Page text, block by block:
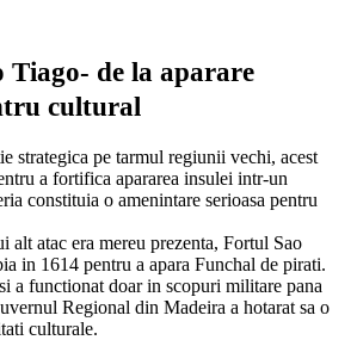
Tiago- de la aparare
cultural
strategica pe tarmul regiunii vechi, acest
a fortifica apararea insulei intr-un
constituia o amenintare serioasa pentru
alt atac era mereu prezenta, Fortul Sao
in 1614 pentru a apara Funchal de pirati.
a functionat doar in scopuri militare pana
Regional din Madeira a hotarat sa o
culturale.